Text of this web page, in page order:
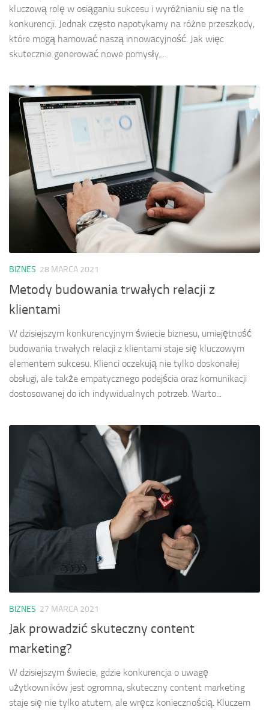
kluczową rolę w osiąganiu sukcesu i wyróżnianiu się na tle
konkurencji. Jednak często napotykamy na różne przeszkody,
które mogą hamować naszą innowacyjność. Jak więc
skutecznie generować nowe pomysły,...
BIZNES 28 MARCA 2021
Metody budowania trwałych relacji z
klientami
W dzisiejszym konkurencyjnym świecie biznesu, umiejętność
budowania trwałych relacji z klientami staje się kluczowym
elementem sukcesu. Klienci oczekują nie tylko doskonałej
obsługi, ale także empatycznego podejścia oraz komunikacji
dostosowanej do ich indywidualnych potrzeb. Warto...
BIZNES 27 MARCA 2021
Jak prowadzić skuteczny content
marketing?
W dzisiejszym świecie, gdzie konkurencja o uwagę
użytkowników jest ogromna, skuteczny content marketing
staje się nie tylko atutem, ale wręcz koniecznością. Kluczem